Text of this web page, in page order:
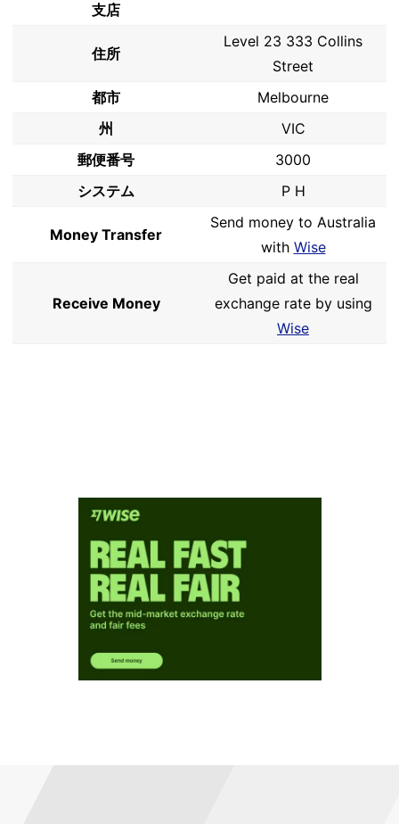
支店
住所
Level 23 333 Collins
Street
都市
Melbourne
州
VIC
郵便番号
3000
システム
P H
Money Transfer
Send money to Australia
with Wise
Receive Money
Get paid at the real
exchange rate by using
Wise